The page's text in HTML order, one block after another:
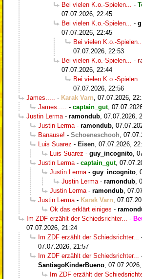
Bei vielen K.o.-Spielen...
-
07.07.2026, 22:45
Bei vielen K.o.-Spielen...
-
07.07.2026, 22:45
Bei vielen K.o.-Spielen...
07.07.2026, 22:53
Bei vielen K.o.-Spielen...
-
07.07.2026, 22:44
Bei vielen K.o.-Spielen...
07.07.2026, 22:56
James.....
- Karak Varn 07.07.2026,
James.....
- captain_gut,
Justin Lerma - ramondub 07.07.2026,
Justin Lerma - ramondub
Banause! - Schoeneschooh
Luis Suarez - Eisen 07.07.2026,
Luis Suarez - guy_incognito
Justin Lerma - captain_gut,
Justin Lerma - guy_incognito
Justin Lerma - ramondub
Justin Lerma - ramondub
Justin Lerma - Karak Varn
Ok das erklärt einiges -
Im ZDF erzählt der Schiedsrichter...
-
07.07.2026, 21:24
Im ZDF erzählt der Schiedsrichter...
07.07.2026, 21:57
Im ZDF erzählt der Schiedsrichter...
SantiagoKinderBueno
Im ZDF erzählt der